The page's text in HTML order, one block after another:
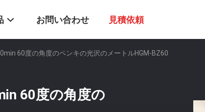
お問い合わせ 見積依頼
60度の角度のペンキの光沢のメートルHGM-BZ60
60度の角度の